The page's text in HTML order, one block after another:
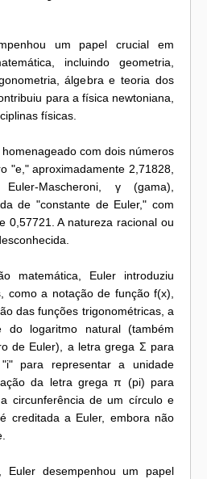
um papel crucial em
incluindo geometria,
álgebra e teoria dos
para a física newtoniana,
físicas.
com dois números
"e," aproximadamente 2,71828,
Mascheroni, γ (gama),
de "constante de Euler," com
0,57721. A natureza racional ou
matemática, Euler introduziu
como a notação de função f(x),
das funções trigonométricas, a
logaritmo natural (também
de Euler), a letra grega Σ para
para representar a unidade
da letra grega π (pi) para
circunferência de um círculo e
creditada a Euler, embora não
Euler desempenhou um papel